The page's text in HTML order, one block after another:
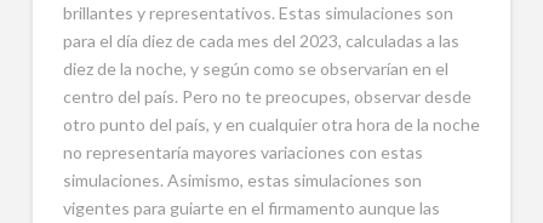
brillantes y representativos. Estas simulaciones son
para el día diez de cada mes del 2023, calculadas a las
diez de la noche, y según como se observarían en el
centro del país. Pero no te preocupes, observar desde
otro punto del país, y en cualquier otra hora de la noche
no representaría mayores variaciones con estas
simulaciones. Asimismo, estas simulaciones son
vigentes para guiarte en el firmamento aunque las